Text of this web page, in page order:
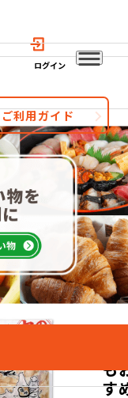
ログイン
ご利用ガイド
カテゴリー
も
す